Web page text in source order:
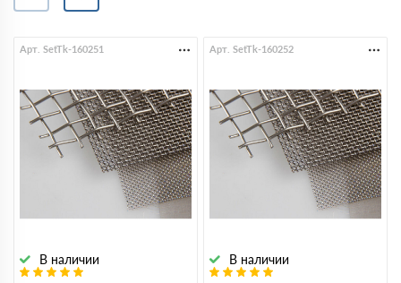
В наличии
Арт. SetTk-160251
В наличии
Арт. SetTk-160252